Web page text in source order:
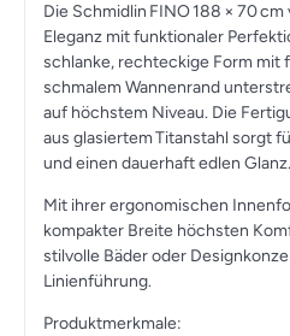
Die Schmidlin FINO 188 × 70 cm
Eleganz mit funktionaler
schlanke, rechteckige Form mit
schmalem Wannenrand
auf höchstem Niveau. Die
aus glasiertem Titanstahl sorgt
und einen dauerhaft edlen Glanz.
Mit ihrer ergonomischen
kompakter Breite höchsten
stilvolle Bäder oder
Linienführung.
Produktmerkmale: